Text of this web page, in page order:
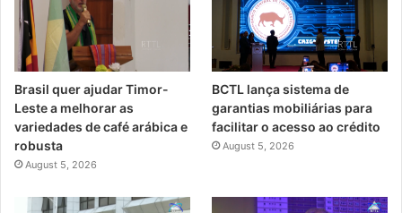
Brasil quer ajudar Timor-
Leste a melhorar as
variedades de café arábica e
robusta
August 5, 2026
BCTL lança sistema de
garantias mobiliárias para
facilitar o acesso ao crédito
August 5, 2026